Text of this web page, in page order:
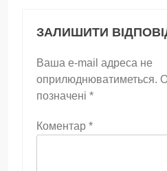
ЗАЛИШИТИ
Ваша e-mail адреса не
оприлюднюватиметься.
позначені *
Коментар *